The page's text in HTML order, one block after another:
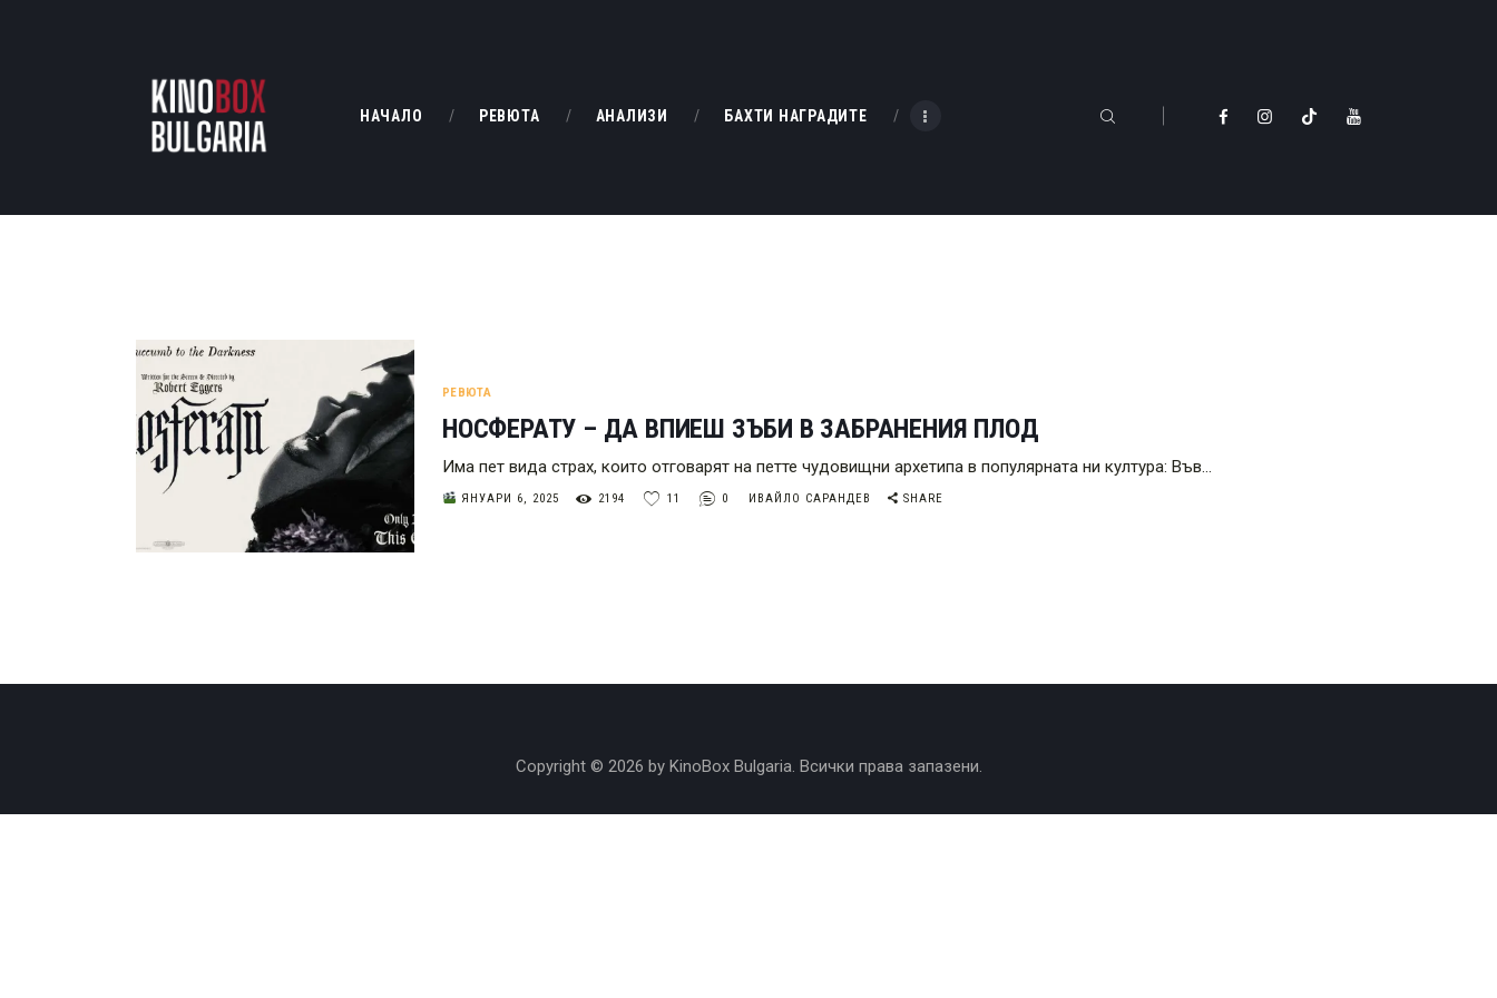
НАЧАЛО РЕВЮТА АНАЛИЗИ БАХТИ НАГРАДИТЕ
РЕВЮТА
БАХТИ НАГРАДИТЕ
РЕВЮТА
НОСФЕРАТУ – ДА ВПИЕШ ЗЪБИ В ЗАБРАНЕНИЯ ПЛОД
Има пет вида страх, които отговарят на петте чудовищни архетипа в популярната ни култура: Във…
ЯНУАРИ 6, 2025 2194 11 0 ИВАЙЛО САРАНДЕВ SHARE
Copyright © 2026 by KinoBox Bulgaria. Всички права запазени.